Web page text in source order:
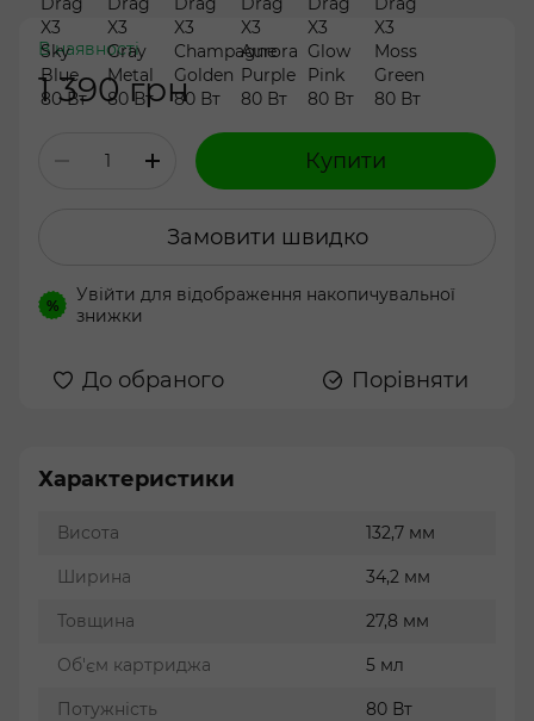
В наявності
1 390 грн
Купити
Замовити швидко
% Увійти для відображення накопичувальної
знижки
До обраного Порівняти
Характеристики
Висота 132,7 мм
Ширина 34,2 мм
Товщина 27,8 мм
Об'єм картриджа 5 мл
Потужність 80 Вт